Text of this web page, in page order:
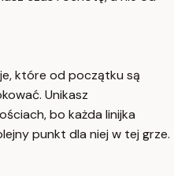
które od początku są
Unikasz
bo każda linijka
punkt dla niej w tej grze.